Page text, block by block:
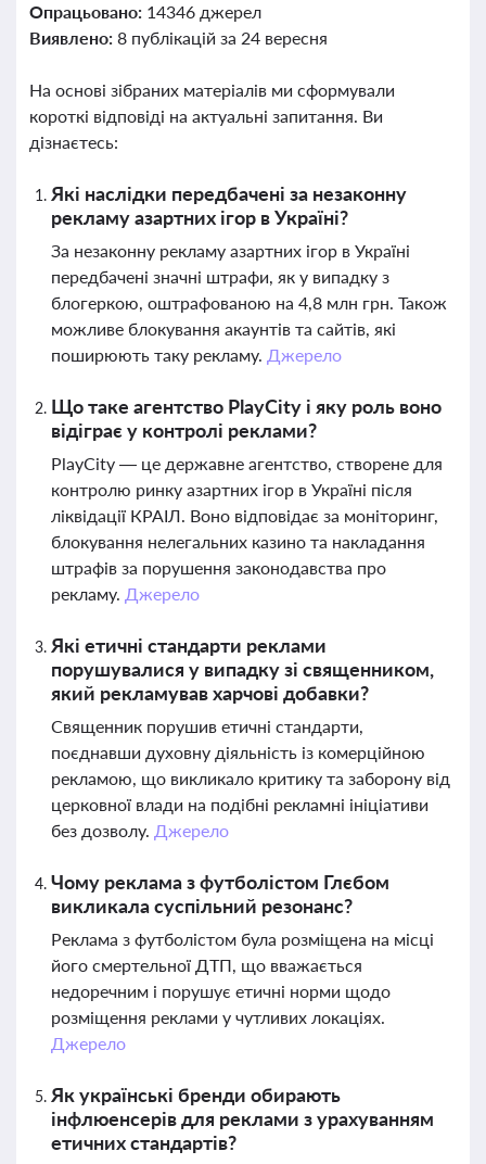
Опрацьовано: 14346 джерел
Виявлено: 8 публікацій за 24 вересня
На основі зібраних матеріалів ми сформували
короткі відповіді на актуальні запитання. Ви
дізнаєтесь:
Які наслідки передбачені за незаконну
рекламу азартних ігор в Україні?
За незаконну рекламу азартних ігор в Україні
передбачені значні штрафи, як у випадку з
блогеркою, оштрафованою на 4,8 млн грн. Також
можливе блокування акаунтів та сайтів, які
поширюють таку рекламу. Джерело
Що таке агентство PlayCity і яку роль воно
відіграє у контролі реклами?
PlayCity — це державне агентство, створене для
контролю ринку азартних ігор в Україні після
ліквідації КРАІЛ. Воно відповідає за моніторинг,
блокування нелегальних казино та накладання
штрафів за порушення законодавства про
рекламу. Джерело
Які етичні стандарти реклами
порушувалися у випадку зі священником,
який рекламував харчові добавки?
Священник порушив етичні стандарти,
поєднавши духовну діяльність із комерційною
рекламою, що викликало критику та заборону від
церковної влади на подібні рекламні ініціативи
без дозволу. Джерело
Чому реклама з футболістом Глєбом
викликала суспільний резонанс?
Реклама з футболістом була розміщена на місці
його смертельної ДТП, що вважається
недоречним і порушує етичні норми щодо
розміщення реклами у чутливих локаціях.
Джерело
Як українські бренди обирають
інфлюенсерів для реклами з урахуванням
етичних стандартів?